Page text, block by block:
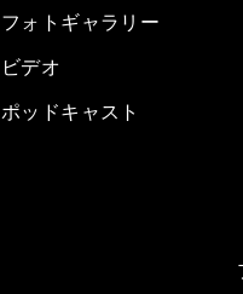
フォトギャラリー
ビデオ
ポッドキャスト